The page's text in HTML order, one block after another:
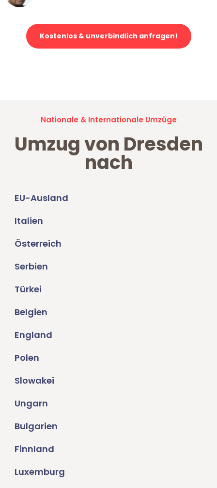
Kostenlos & unverbindlich anfragen!
Nationale & Internationale Umzüge
Umzug von Dresden
nach
EU-Ausland
Italien
Österreich
Serbien
Türkei
Belgien
England
Polen
Slowakei
Ungarn
Bulgarien
Finnland
Luxemburg